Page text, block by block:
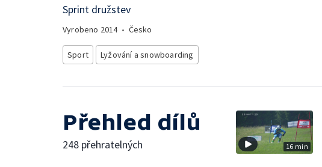
Sprint družstev
Vyrobeno 2014• Česko
Sport Lyžování a snowboarding
Přehled dílů
248 přehratelných 16 min